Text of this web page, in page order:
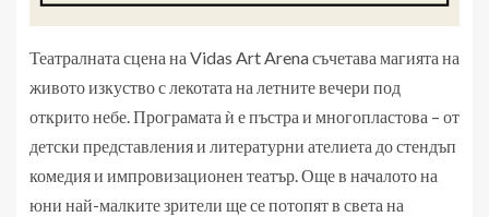
Театралната сцена на Vidas Art Arena съчетава магията на
живото изкуство с лекотата на летните вечери под
открито небе. Програмата ѝ е пъстра и многопластова – от
детски представления и литературни ателиета до стендъп
комедия и импровизационен театър. Още в началото на
юни най-малките зрители ще се потопят в света на